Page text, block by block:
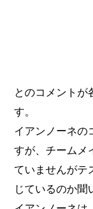
とのコメントが
す。
イアンノーネの
すが、チームメ
ていませんがテ
じているのか聞